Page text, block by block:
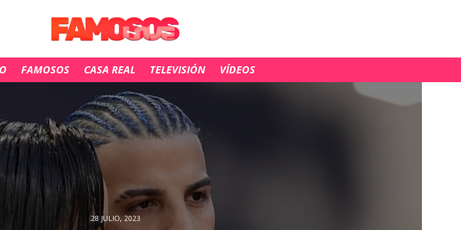
FAMOSOS CASA REAL TELEVISIÓN VÍDEOS
28 JULIO, 2023